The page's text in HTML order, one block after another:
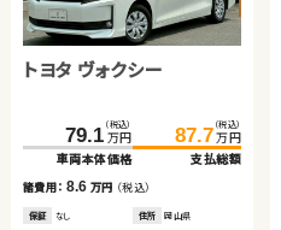
トヨタ ヴォクシー
79.1 （税込）
万円
車両本体価格
87.7 （税込）
万円
支払総額
諸費用：8.6 万円 （税込）
保証 なし 住所 岡山県
トヨタ アルファード
337.0（税込）
万円
諸費用：11.5万円（税込）
あり 岩手県
年式 2021年 走行
排気 2,500 整備 法定整備付
トヨタ プリウス
239.4（税込）
万円
諸費用：8.6 万円（税込）
あり 岡山県
年式 2024年 走行
排気 2,000 整備 法定整備付